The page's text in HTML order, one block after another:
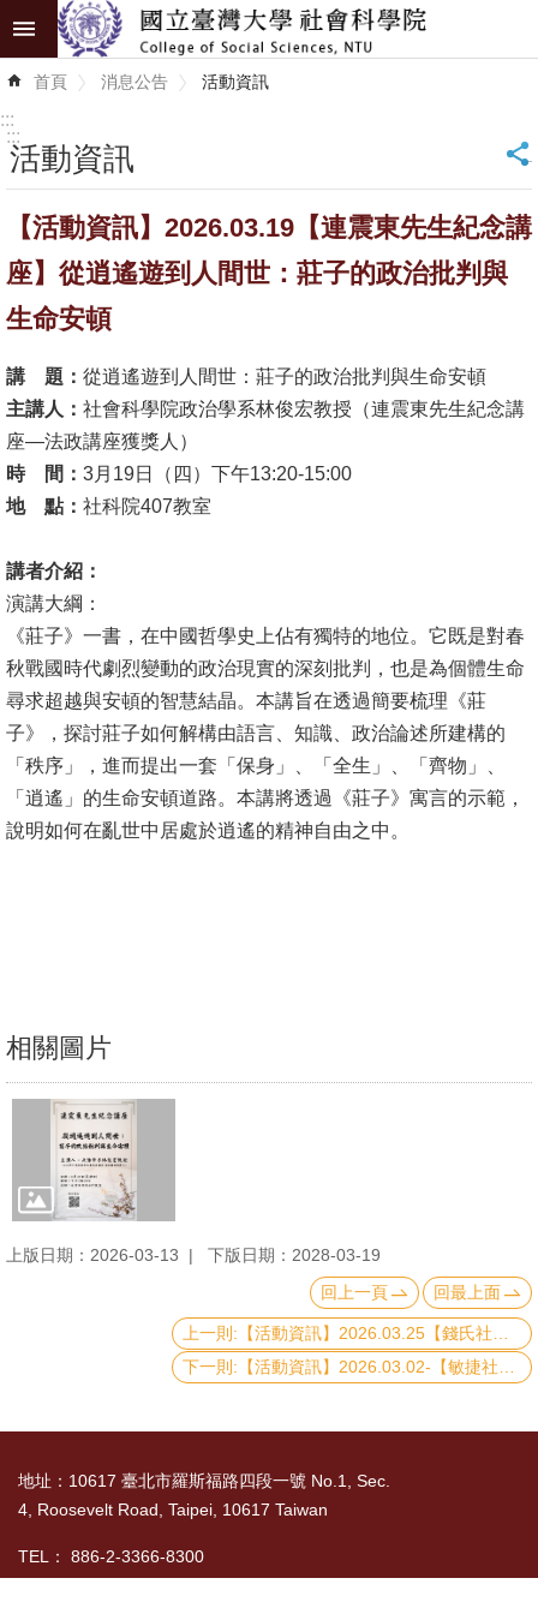
跳到主要內容區塊
進
階
識
學
術
單
位
研
消
息
公
告
國
際
化
法
及
文
心
輔
&
研
資
源
與
首頁 消息公告 活動資訊
:::
:::
活動資訊 _
【活動資訊】2026.03.19【連震東先生紀念講
座】從逍遙遊到人間世：莊子的政治批判與
生命安頓
講 題： 從逍遙遊到人間世：莊子的政治批判與生命安頓
主講人： 社會科學院政治學系林俊宏教授（連震東先生紀念講
座—法政講座獲獎人）
時 間： 3月19日（四）下午13:20-15:00
地 點： 社科院407教室
講者介紹：
演講大綱：
《莊子》一書，在中國哲學史上佔有獨特的地位。它既是對春
秋戰國時代劇烈變動的政治現實的深刻批判，也是為個體生命
尋求超越與安頓的智慧結晶。本講旨在透過簡要梳理《莊
子》，探討莊子如何解構由語言、知識、政治論述所建構的
「秩序」，進而提出一套「保身」、「全生」、「齊物」、
「逍遙」的生命安頓道路。本講將透過《莊子》寓言的示範，
說明如何在亂世中居處於逍遙的精神自由之中。
相關圖片
上版日期：2026-03-13
下版日期：2028-03-19
回上一頁
回最上面
地址：10617 臺北市羅斯福路四段一號 No.1, Sec.
4, Roosevelt Road, Taipei, 10617 Taiwan
TEL： 886-2-3366-8300